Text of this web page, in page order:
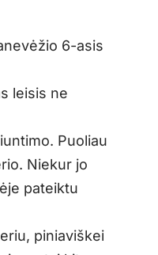
6-asis
leisis ne
Puoliau
Niekur jo
pateiktu
piniaviškei